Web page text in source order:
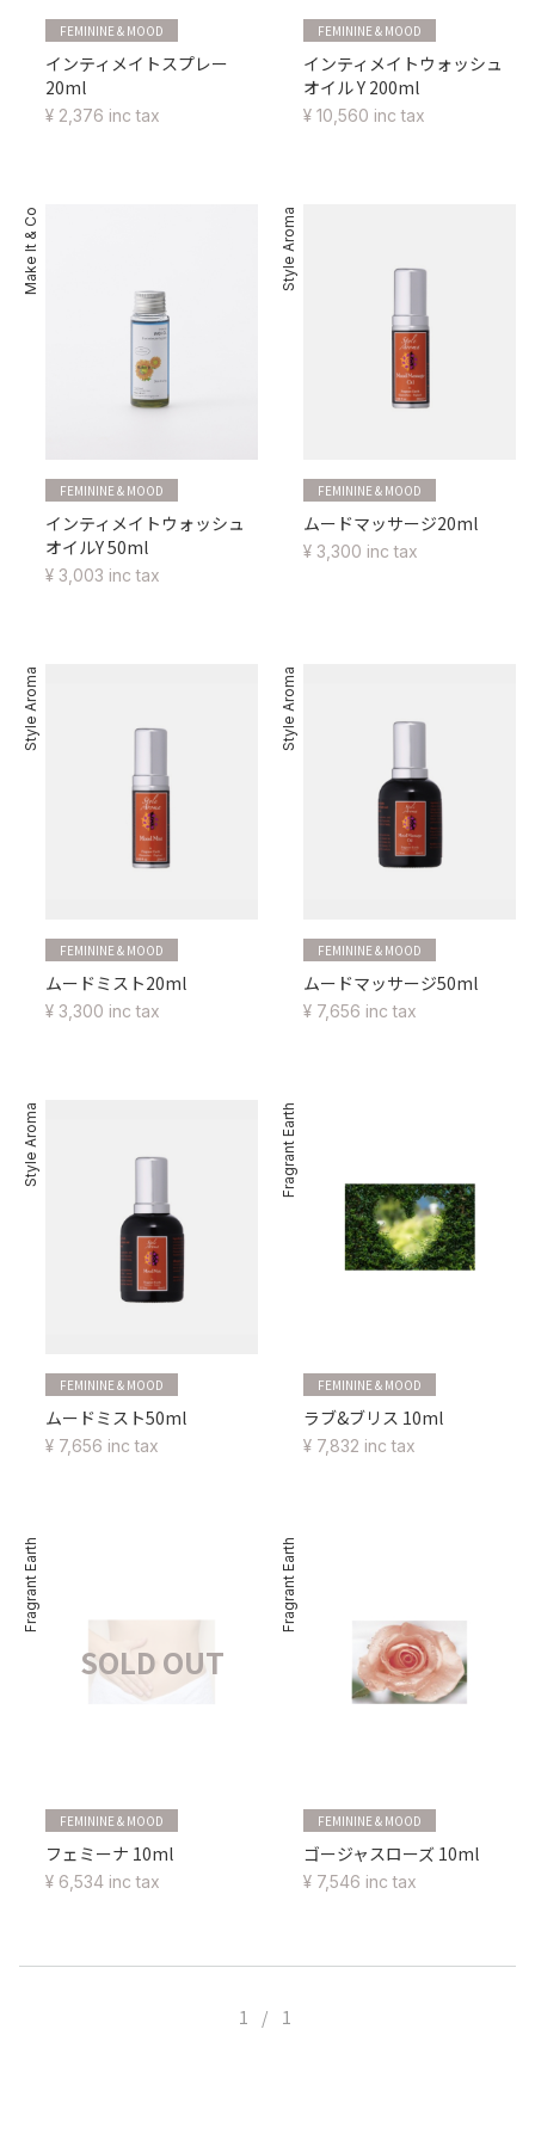
FEMININE & MOOD
インティメイトスプレー
20ml
¥ 2,376 inc tax
FEMININE & MOOD
インティメイトウォッシュ
オイル Y 200ml
¥ 10,560 inc tax
Make It & Co
FEMININE & MOOD
インティメイトウォッシュ
オイルY 50ml
¥ 3,003 inc tax
Style Aroma
FEMININE & MOOD
ムードマッサージ20ml
¥ 3,300 inc tax
Style Aroma
FEMININE & MOOD
ムードミスト20ml
¥ 3,300 inc tax
Style Aroma
FEMININE & MOOD
ムードマッサージ50ml
¥ 7,656 inc tax
Style Aroma
FEMININE & MOOD
ムードミスト50ml
¥ 7,656 inc tax
Fragrant Earth
FEMININE & MOOD
ラブ&ブリス 10ml
¥ 7,832 inc tax
Fragrant Earth
SOLD OUT
FEMININE & MOOD
フェミーナ 10ml
¥ 6,534 inc tax
Fragrant Earth
FEMININE & MOOD
ゴージャスローズ 10ml
¥ 7,546 inc tax
1 / 1